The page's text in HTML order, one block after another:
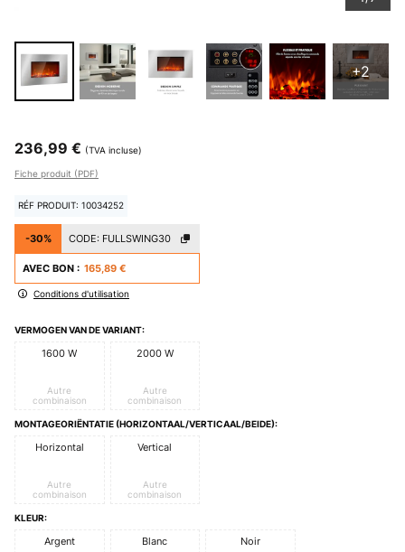
+2
236,99 € (TVA incluse)
Fiche produit (PDF)
RÉF PRODUIT: 10034252
-30% CODE: FULLSWING30
AVEC BON : 165,89 €
Conditions d'utilisation
VERMOGEN VAN DE VARIANT:
1600 W
Autre
combinaison
2000 W
Autre
combinaison
MONTAGEORIËNTATIE (HORIZONTAAL/VERTICAAL/BEIDE):
Horizontal
Autre
combinaison
Vertical
Autre
combinaison
KLEUR:
Argent Blanc Noir